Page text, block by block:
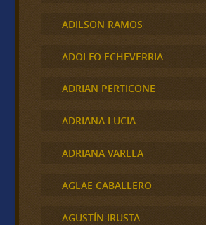
ADILSON RAMOS
ADOLFO ECHEVERRIA
ADRIAN PERTICONE
ADRIANA LUCIA
ADRIANA VARELA
AGLAE CABALLERO
AGUSTÍN IRUSTA